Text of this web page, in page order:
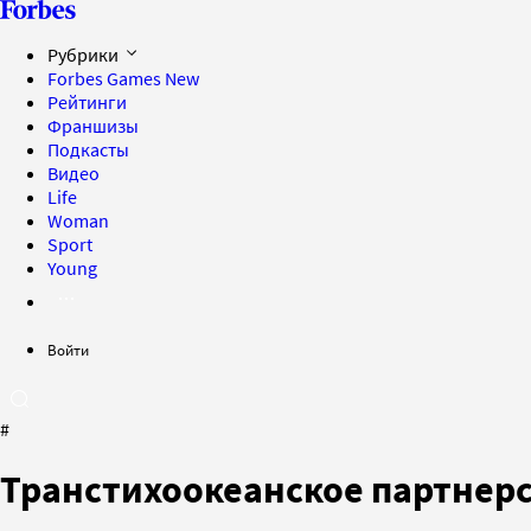
Рубрики
Forbes Games New
Рейтинги
Франшизы
Подкасты
Видео
Life
Woman
Sport
Young
Войти
#
Транстихоокеанское